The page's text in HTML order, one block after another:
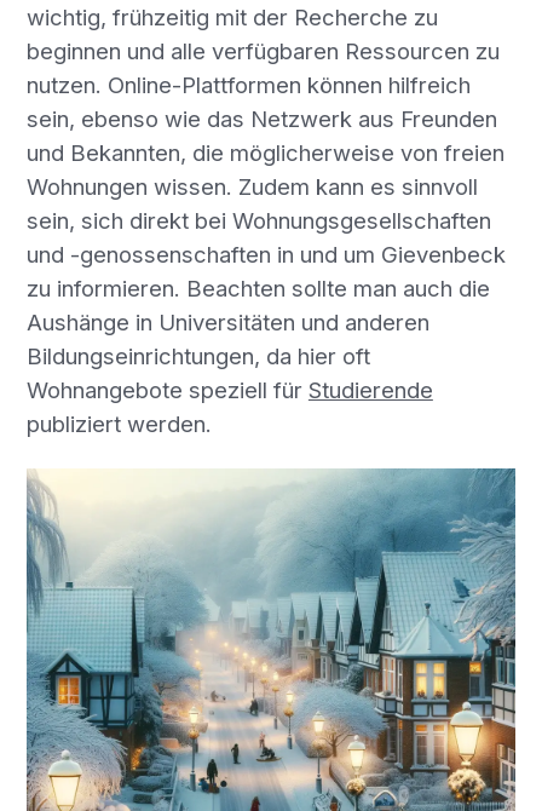
wichtig, frühzeitig mit der Recherche zu
beginnen und alle verfügbaren Ressourcen zu
nutzen. Online-Plattformen können hilfreich
sein, ebenso wie das Netzwerk aus Freunden
und Bekannten, die möglicherweise von freien
Wohnungen wissen. Zudem kann es sinnvoll
sein, sich direkt bei Wohnungsgesellschaften
und -genossenschaften in und um Gievenbeck
zu informieren. Beachten sollte man auch die
Aushänge in Universitäten und anderen
Bildungseinrichtungen, da hier oft
Wohnangebote speziell für Studierende
publiziert werden.